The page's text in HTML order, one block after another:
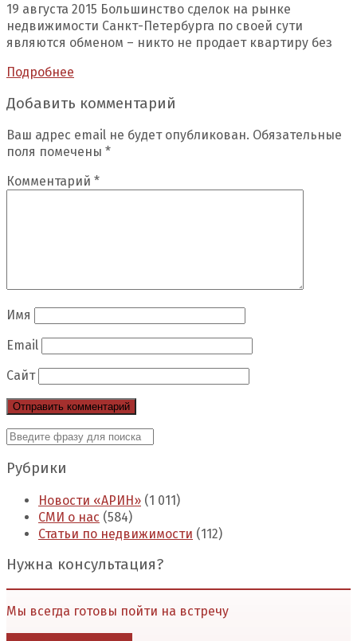
19 августа 2015 Большинство сделок на рынке
недвижимости Санкт-Петербурга по своей сути
являются обменом – никто не продает квартиру без
Подробнее
Добавить комментарий
Ваш адрес email не будет опубликован. Обязательные
поля помечены *
Комментарий *
Имя
Email
Сайт
Рубрики
Новости «АРИН» (1 011)
СМИ о нас (584)
Статьи по недвижимости (112)
Нужна консультация?
Мы всегда готовы пойти на встречу